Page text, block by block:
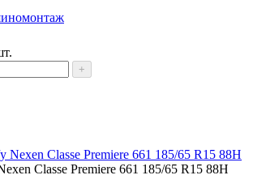
+
Classe Premiere 661 185/65 R15 88H